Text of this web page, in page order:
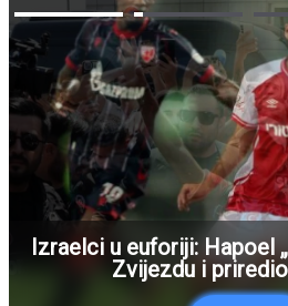
Izraelci u euforiji: Hapoel
Zvijezdu i